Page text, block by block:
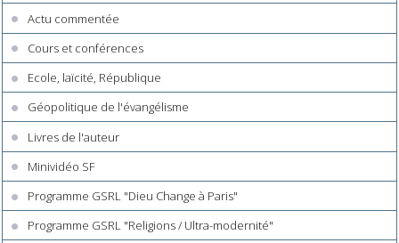
Actu commentée
Cours et conférences
Ecole, laïcité, République
Géopolitique de l'évangélisme
Livres de l'auteur
Minividéo SF
Programme GSRL "Dieu Change à Paris"
Programme GSRL "Religions / Ultra-modernité"